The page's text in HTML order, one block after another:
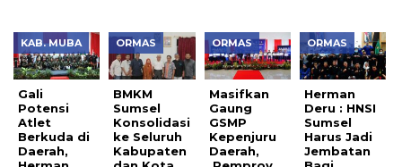
KAB. MUBA
Gali
Potensi
Atlet
Berkuda di
Daerah,
ORMAS
BMKM
Sumsel
Konsolidasi
ke Seluruh
Kabupaten
ORMAS
Masifkan
Gaung
GSMP
Kepenjuru
Daerah,
ORMAS
Herman
Deru : HNSI
Sumsel
Harus Jadi
Jembatan